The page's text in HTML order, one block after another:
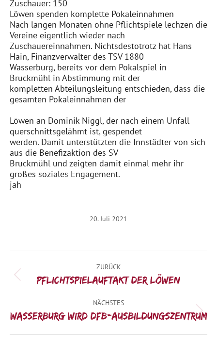
Zuschauer: 150
Löwen spenden komplette Pokaleinnahmen
Nach langen Monaten ohne Pflichtspiele lechzen die
Vereine eigentlich wieder nach
Zuschauereinnahmen. Nichtsdestotrotz hat Hans
Hain, Finanzverwalter des TSV 1880
Wasserburg, bereits vor dem Pokalspiel in
Bruckmühl in Abstimmung mit der
kompletten Abteilungsleitung entschieden, dass die
gesamten Pokaleinnahmen der
Löwen an Dominik Niggl, der nach einem Unfall
querschnittsgelähmt ist, gespendet
werden. Damit unterstützten die Innstädter von sich
aus die Benefizaktion des SV
Bruckmühl und zeigten damit einmal mehr ihr
großes soziales Engagement.
jah
20. Juli 2021
ZURÜCK
Vorheriger
Pflichtspielauftakt der Löwen
NÄCHSTES
Nächster
Wasserburg wird DFB-Ausbildungszentrum